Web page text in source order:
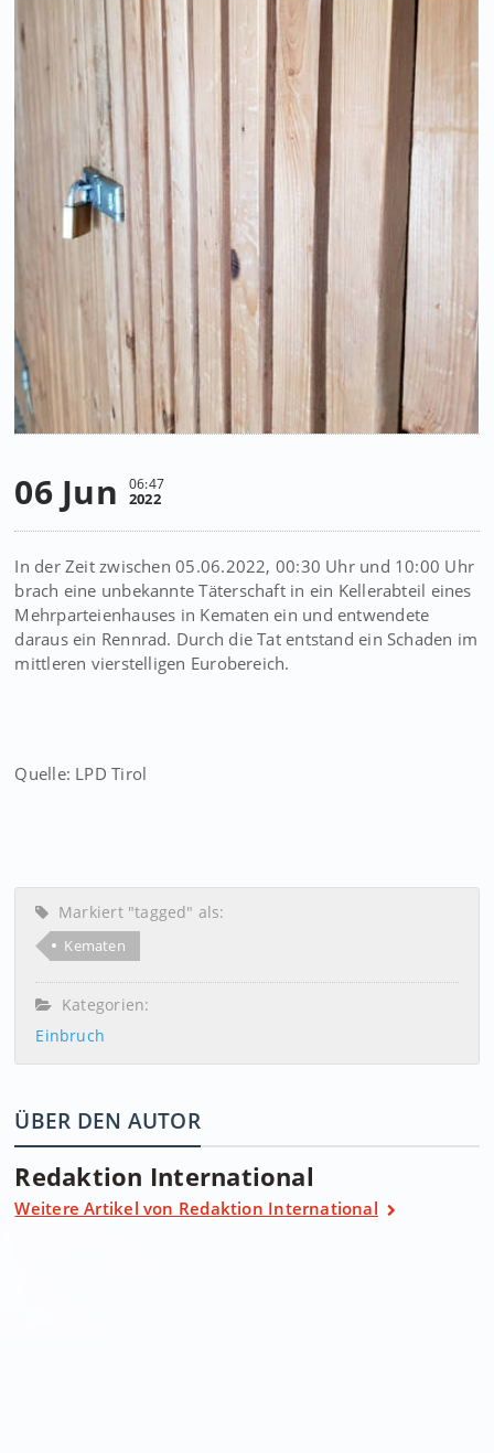
06 Jun 06:47
2022
In der Zeit zwischen 05.06.2022, 00:30 Uhr und 10:00 Uhr
brach eine unbekannte Täterschaft in ein Kellerabteil eines
Mehrparteienhauses in Kematen ein und entwendete
daraus ein Rennrad. Durch die Tat entstand ein Schaden im
mittleren vierstelligen Eurobereich.
Quelle: LPD Tirol
Markiert "tagged" als:
Kematen
Kategorien:
Einbruch
ÜBER DEN AUTOR
Redaktion International
Weitere Artikel von Redaktion International